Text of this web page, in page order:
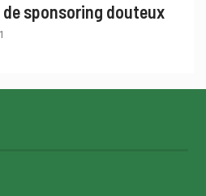
sponsoring douteux